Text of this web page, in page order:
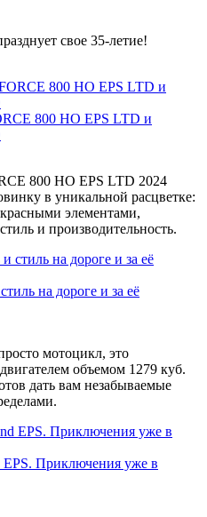
свое 35-летие!
800 HO EPS LTD и
800 HO EPS LTD 2024
в уникальной расцветке:
элементами,
и производительность.
на дороге и за её
мотоцикл, это
объемом 1279 куб.
дать вам незабываемые
Приключения уже в